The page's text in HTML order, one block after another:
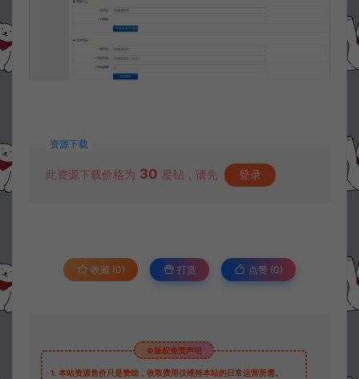
资源下载
此资源下载价格为 30 星钻，请先 登录
收藏 (0) 打赏 点赞 (0)
©版权免责声明
1. 本站资源售价只是赞助，收取费用仅维持本站的日常运营所需。